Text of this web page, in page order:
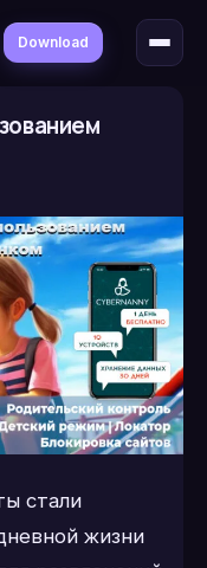
Download
стали
жизни